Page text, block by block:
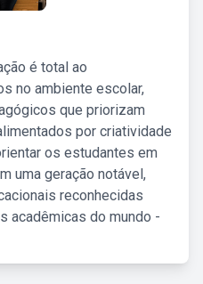
é total ao
no ambiente escolar,
que priorizam
por criatividade
os estudantes em
uma geração notável,
reconhecidas
acadêmicas do mundo -